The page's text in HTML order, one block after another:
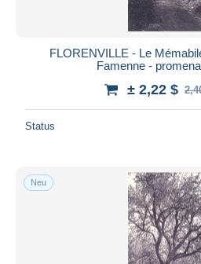
FLORENVILLE - Le
Famenne -
± 2,22 $
Status
Neu